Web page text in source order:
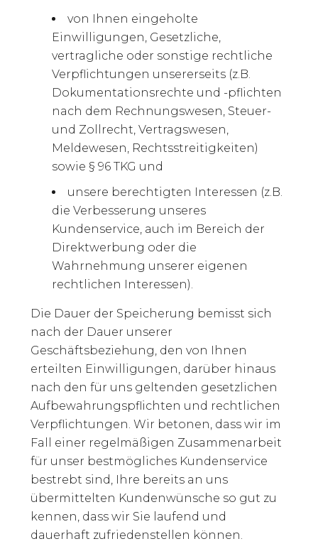
von Ihnen eingeholte
Einwilligungen, Gesetzliche,
vertragliche oder sonstige rechtliche
Verpflichtungen unsererseits (z.B.
Dokumentationsrechte und -pflichten
nach dem Rechnungswesen, Steuer-
und Zollrecht, Vertragswesen,
Meldewesen, Rechtsstreitigkeiten)
sowie § 96 TKG und
unsere berechtigten Interessen (z.B.
die Verbesserung unseres
Kundenservice, auch im Bereich der
Direktwerbung oder die
Wahrnehmung unserer eigenen
rechtlichen Interessen).
Die Dauer der Speicherung bemisst sich
nach der Dauer unserer
Geschäftsbeziehung, den von Ihnen
erteilten Einwilligungen, darüber hinaus
nach den für uns geltenden gesetzlichen
Aufbewahrungspflichten und rechtlichen
Verpflichtungen. Wir betonen, dass wir im
Fall einer regelmäßigen Zusammenarbeit
für unser bestmögliches Kundenservice
bestrebt sind, Ihre bereits an uns
übermittelten Kundenwünsche so gut zu
kennen, dass wir Sie laufend und
dauerhaft zufriedenstellen können.